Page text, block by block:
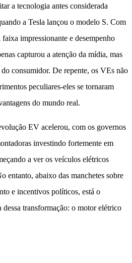
a tecnologia antes considerada
a Tesla lançou o modelo S. Com
impressionante e desempenho
capturou a atenção da mídia, mas
consumidor. De repente, os VEs não
peculiares-eles se tornaram
do mundo real.
EV acelerou, com os governos
investindo fortemente em
a ver os veículos elétricos
entanto, abaixo das manchetes sobre
e incentivos políticos, está o
transformação: o motor elétrico